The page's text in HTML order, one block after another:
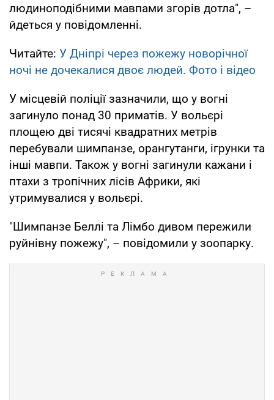
людиноподібними мавпами згорів дотла", –
йдеться у повідомленні.
Читайте: У Дніпрі через пожежу новорічної
ночі не дочекалися двоє людей. Фото і відео
У місцевій поліції зазначили, що у вогні
загинуло понад 30 приматів. У вольєрі
площею дві тисячі квадратних метрів
перебували шимпанзе, орангутанги, ігрунки та
інші мавпи. Також у вогні загинули кажани і
птахи з тропічних лісів Африки, які
утримувалися у вольєрі.
"Шимпанзе Беллі та Лімбо дивом пережили
руйнівну пожежу", – повідомили у зоопарку.